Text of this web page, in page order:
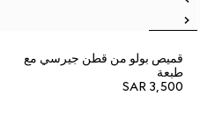
قميص بولو من قطن جيرسي مع
طبعة
SAR 3,500